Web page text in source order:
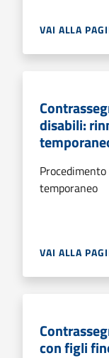
VAI ALLA
disabili:
temporaneo
VAI ALLA
con figli